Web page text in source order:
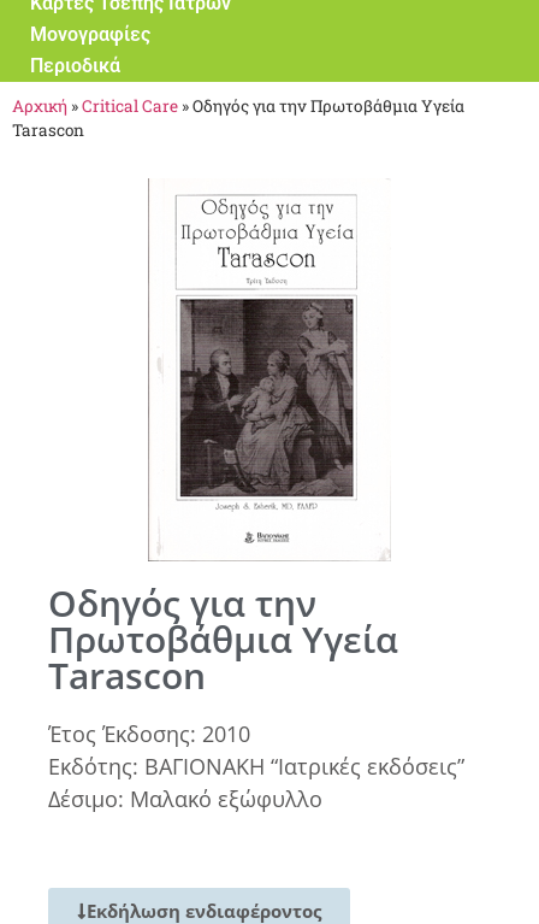
Μονογραφίες
Περιοδικά
Αρχική »Critical Care »Οδηγός για την Πρωτοβάθμια Υγεία
Tarascon
Οδηγός για την
Πρωτοβάθμια Υγεία
Tarascon
Έτος Έκδοσης: 2010
Εκδότης: ΒΑΓΙΟΝΑΚΗ “Ιατρικές εκδόσεις”
Δέσιμο: Μαλακό εξώφυλλο
Εκδήλωση ενδιαφέροντος